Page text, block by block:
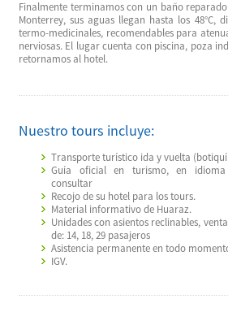
Finalmente terminamos con un baño
Monterrey, sus aguas llegan hasta los 48°C,
termo-medicinales, recomendables para
nerviosas. El lugar cuenta con piscina, poza
retornamos al hotel.
Nuestro tours incluye:
Transporte turístico ida y vuelta
Guía oficial en turismo, en idioma
consultar
Recojo de su hotel para los tours.
Material informativo de Huaraz.
Unidades con asientos reclinables,
de: 14, 18, 29 pasajeros
Asistencia permanente en todo
IGV.